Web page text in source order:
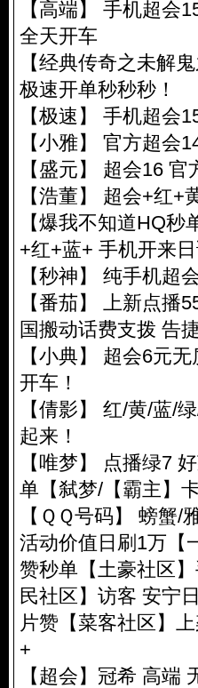
【高端】 手机超会
全天开车
【经典传奇之未解
极速开单秒秒秒！
【极速】 手机超会
【小雅】 官方超会
【盛元】 超会16
【浩董】 超会+红
【爆我不知道HQ
+红+蓝+ 手机开来
【秒神】 纯手机超
【番茄】 上新点播
国搬动话费支拨 告
【小典】 超会6元
开车！
【倩影】 红/黄/蓝/
起来！
【唯梦】 点播绿7
单【弑梦/【霸主】
【ＱＱ号码】 螃蟹
活动价值日刷1万【
赞秒单【土豪社区
民社区】访客 安宁
片赞【菜客社区】
+
【超会】冠希 高端